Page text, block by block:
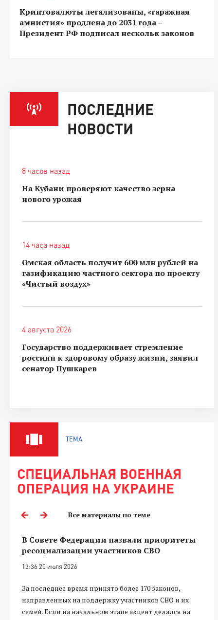
Криптовалюты легализованы, «гаражная
амнистия» продлена до 2031 года –
Президент РФ подписал нескольк законов
ПОСЛЕДНИЕ
НОВОСТИ
8 часов назад
На Кубани проверяют качество зерна
нового урожая
14 часа назад
Омская область получит 600 млн рублей на
газификацию частного сектора по проекту
«Чистый воздух»
4 августа 2026
Государство поддерживает стремление
россиян к здоровому образу жизни, заявил
сенатор Пушкарев
ТЕМА
СПЕЦИАЛЬНАЯ ВОЕННАЯ
ОПЕРАЦИЯ НА УКРАИНЕ
Все материалы по теме
В Совете Федерации назвали приоритеты
ресоциализации участников СВО
13:36 20 июля 2026
За последнее время принято более 170 законов,
направленных на поддержку участников СВО и их
семей. Если на начальном этапе акцент делался на